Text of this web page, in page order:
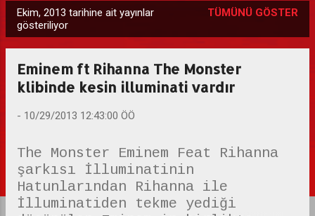
a
Ekim, 2013 tarihine ait yayınlar
gösteriliyor
TÜMÜNÜ GÖSTER
Eminem ft Rihanna The Monster
klibinde kesin illuminati vardır
- 10/29/2013 12:43:00 ÖÖ
The Monster Eminem Feat Rihanna
şarkısı İlluminatinin
Hatunlarından Rihanna ile
İlluminatiden tekme yediği